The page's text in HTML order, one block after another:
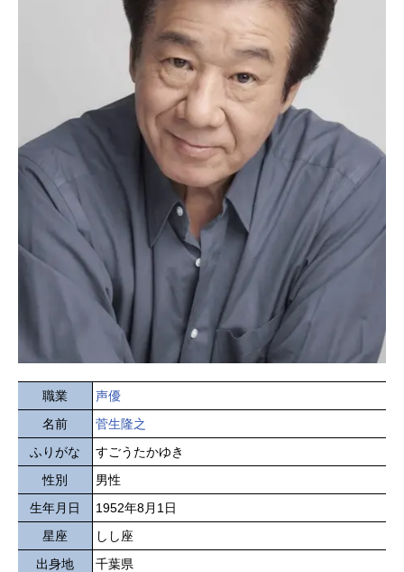
職業
声優
名前
菅生隆之
ふりがな
すごうたかゆき
性別
男性
生年月日
1952年8月1日
星座
しし座
出身地
千葉県